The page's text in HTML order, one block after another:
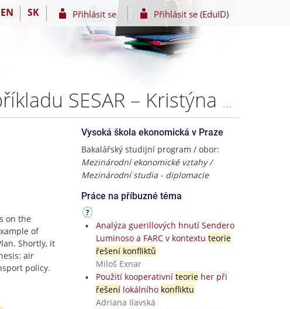
EN SK Přihlásit se Přihlásit se (EduID)
Dopravní politika EU: Studie k řešení konfliktů na příkladu SESAR – Kristýna Poslušná
on the
of
Shortly, it
air
policy.
Vysoká škola ekonomická v Praze
Bakalářský studijní program / obor:
Mezinárodní ekonomické vztahy /
Mezinárodní studia - diplomacie
Práce na příbuzné téma
Analýza guerillových hnutí Sendero
Luminoso a FARC v kontextu teorie
řešení konfliktů
Miloš Exnar
Použití kooperativní teorieher při
řešenílokálního konfliktu
Adriana Ilavská